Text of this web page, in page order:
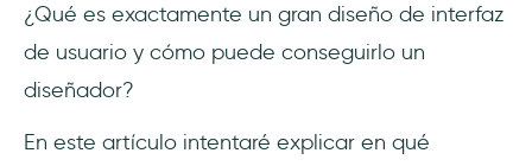
¿Qué podría mejorar?
5. Dribbble
¿Qué es exactamente un gran diseño de interfaz
de usuario y cómo puede conseguirlo un
diseñador?
En este artículo intentaré explicar en qué